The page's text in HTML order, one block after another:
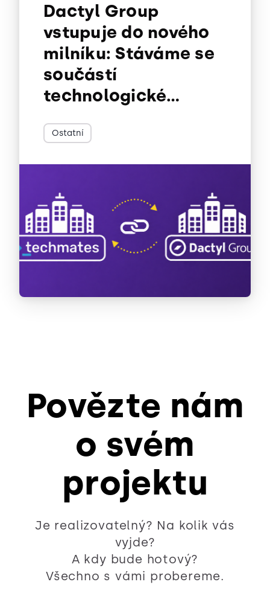
Dactyl Group
vstupuje do nového
milníku: Stáváme se
součástí
technologické
Techmates
Ostatní
Povězte nám
o svém
projektu
Je realizovatelný? Na kolik vás
vyjde?
A kdy bude hotový?
Všechno s vámi probereme.